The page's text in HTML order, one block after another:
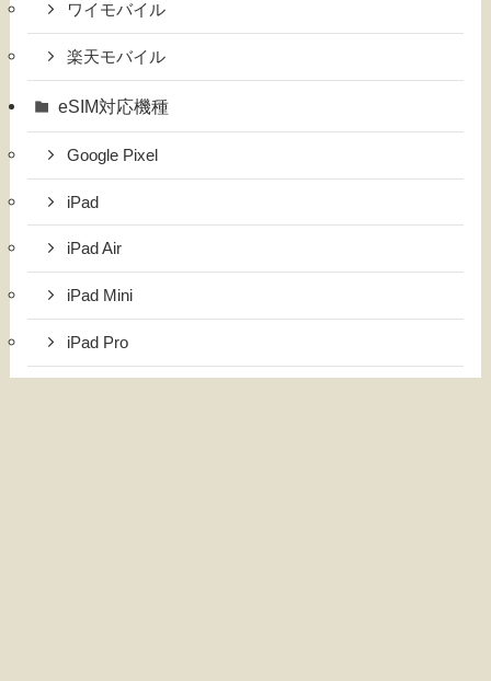
ワイモバイル
楽天モバイル
eSIM対応機種
Google Pixel
iPad
iPad Air
iPad Mini
iPad Pro